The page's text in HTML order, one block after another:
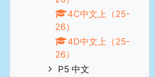
4C中文上（25-
26）
4D中文上（25-
26）
P5 中文